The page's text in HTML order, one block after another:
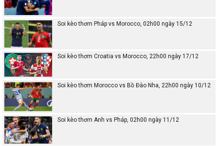
Soi kèo thơm Pháp vs Morocco, 02h00 ngày 15/12
Soi kèo thơm Croatia vs Morocco, 22h00 ngày 17/12
Soi kèo thơm Morocco vs Bồ Đào Nha, 22h00 ngày 10/12
Soi kèo thơm Anh vs Pháp, 02h00 ngày 11/12